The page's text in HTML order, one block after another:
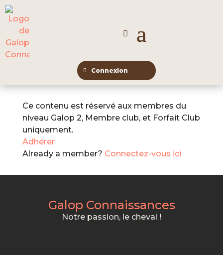
Connexion
Ce contenu est réservé aux membres du
niveau Galop 2, Membre club, et Forfait Club
uniquement.
Adhérer
Already a member? Connectez-vous ici
Galop Connaissances
Notre passion, le cheval !